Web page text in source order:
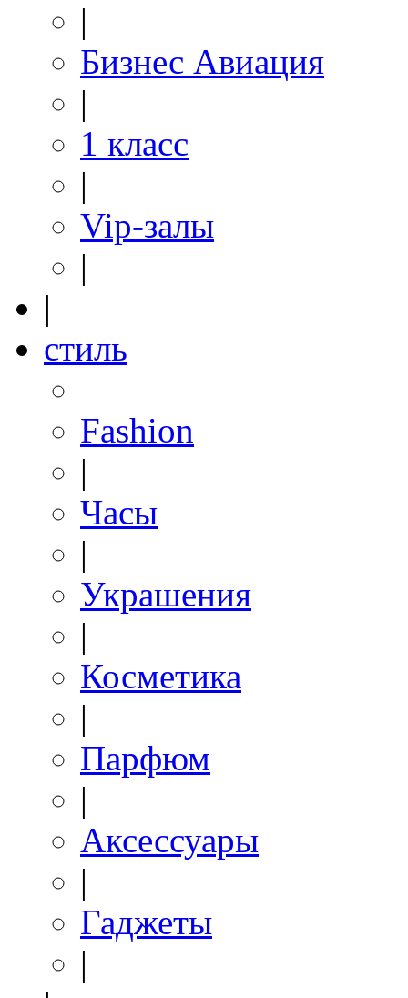
|
Бизнес Авиация
|
1 класс
|
Vip-залы
|
|
стиль
Fashion
|
Часы
|
Украшения
|
Косметика
|
Парфюм
|
Аксессуары
|
Гаджеты
|